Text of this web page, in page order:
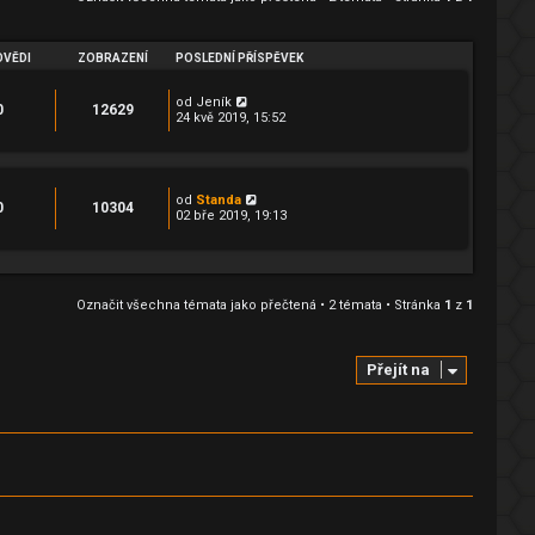
ZOBRAZENÍ POSLEDNÍ PŘÍSPĚVEK
12629 od Jeník
24 kvě 2019, 15:52
10304 od Standa
02 bře 2019, 19:13
Označit všechna témata jako přečtená • 2 témata • Stránka 1 z 1
Přejít na